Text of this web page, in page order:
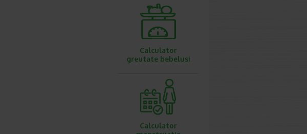
Calculator
greutate bebelusi
Calculator